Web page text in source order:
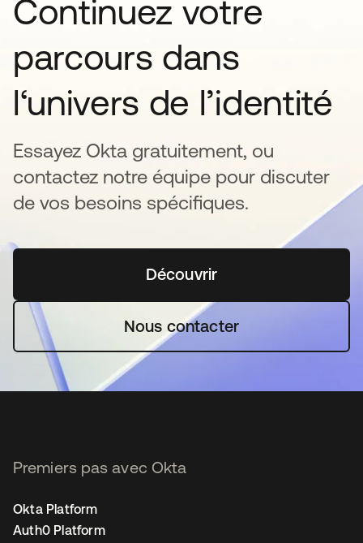
Continuez votre
parcours dans
l‘univers de l’identité
Essayez Okta gratuitement, ou
contactez notre équipe pour discuter
de vos besoins spécifiques.
Découvrirs’ouvre dans un nouvel
Nous contacter
Premiers pas avec Okta
Okta Platform
Auth0 Platform